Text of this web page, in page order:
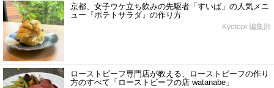
京都、女子ウケ立ち飲みの先駆者「すいば」の人気メニ
ュー『ポテトサラダ』の作り方
Kyotopi 編集部
ローストビーフ専門店が教える、ローストビーフの作り
方のすべて「ローストビーフの店 watanabe」